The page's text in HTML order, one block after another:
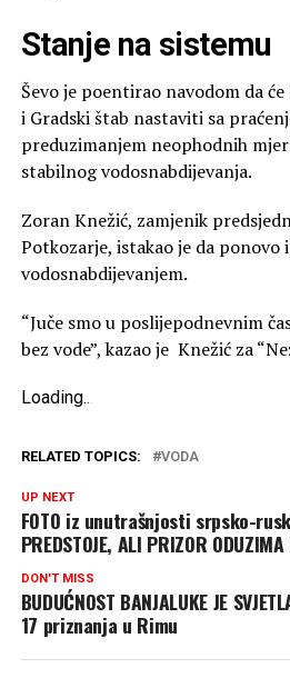
Stanje na sistemu
Ševo je poentirao navodom da
i Gradski štab nastaviti sa
preduzimanjem neophodnih
stabilnog vodosnabdijevanja.
Zoran Knežić, zamjenik
Potkozarje, istakao je da ponovo
vodosnabdijevanjem.
“Juče smo u poslijepodnevnim
bez vode”, kazao je Knežić za
Loading...
RELATED TOPICS: VODA
UP NEXT
FOTO iz unutrašnjosti srpsko-
PREDSTOJE, ALI PRIZOR
DON'T MISS
BUDUĆNOST BANJALUKE JE
17 priznanja u Rimu